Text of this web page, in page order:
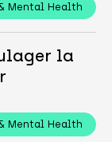
Mental Health
la
Mental Health